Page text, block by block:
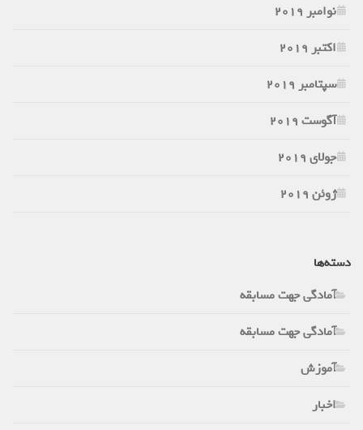
نوامبر 2019
اکتبر 2019
سپتامبر 2019
آگوست 2019
جولای 2019
ژوئن 2019
دسته‌ها
آمادگی جهت مسابقه
آمادگی جهت مسابقه
آموزش
اخبار